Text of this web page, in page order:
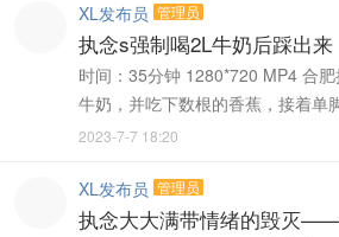
XL发布员 管理员
执念s强制喝2L牛奶后踩出来
时间：35分钟 1280*720 MP4 合
牛奶，并吃下数根的香蕉，接着单
2023-7-7 18:20
XL发布员 管理员
执念大大满带情绪的毁灭